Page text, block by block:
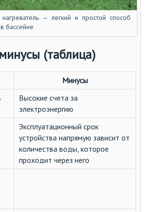
нагреватель — легкий и простой способ
бассейне
(таблица)
Минусы
Высокие счета за
электроэнергию
Эксплуатационный срок
устройства напрямую зависит от
количества воды, которое
проходит через него